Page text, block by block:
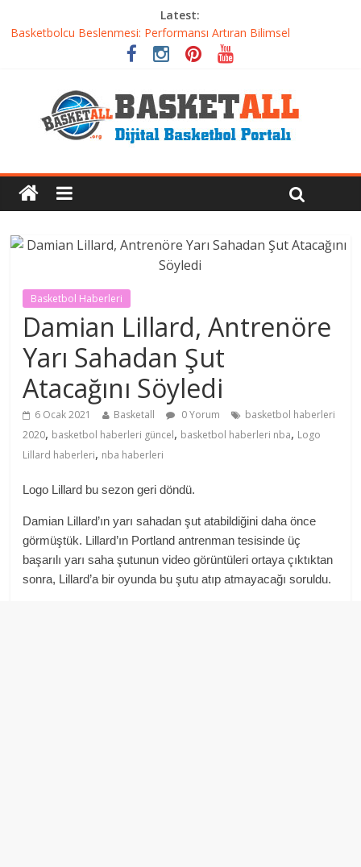
Latest:
Etkili Basketbol Antrenmanı Nasıl Olmalı
Basketbolcu Beslenmesi: Performansı Artıran Bilimsel
Iverson’dan Kyrie’e: Top Sürme Sanatının Dramatik Evrimi
Dünyanın En İyi Basketbol Takımı: Gerçek Şampiyon Kim?
Basketbol Haberleri
Damian Lillard, Antrenöre
Yarı Sahadan Şut
Atacağını Söyledi
6 Ocak 2021 Basketall 0 Yorum
basketbol haberleri
2020, basketbol haberleri güncel, basketbol haberleri nba, Logo
Lillard haberleri, nba haberleri
Logo Lillard bu sezon geri döndü.
Damian Lillard’ın yarı sahadan şut atabildiğini daha önce
görmüştük. Lillard’ın Portland antrenman tesisinde üç
başarılı yarı saha şutunun video görüntüleri ortaya çıktıktan
sonra, Lillard’a bir oyunda bu şutu atıp atmayacağı soruldu.